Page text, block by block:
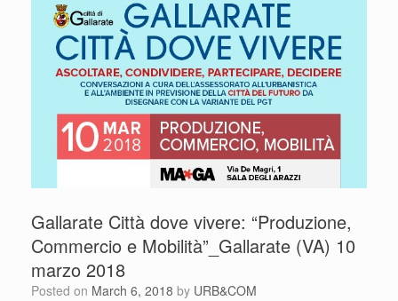
Gallarate Città dove vivere: “Produzione,
Commercio e Mobilità”_Gallarate (VA) 10
marzo 2018
Posted on March 6, 2018 by URB&COM